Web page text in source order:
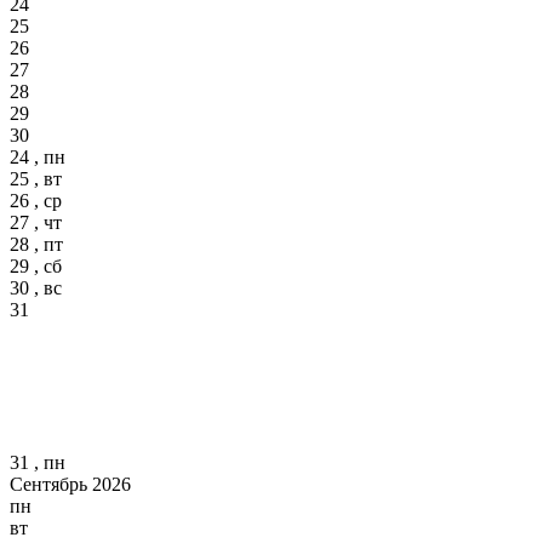
25
26
27
28
29
30
24 , пн
25 , вт
26 , ср
27 , чт
28 , пт
29 , сб
30 , вс
31
31 , пн
Сентябрь 2026
пн
вт